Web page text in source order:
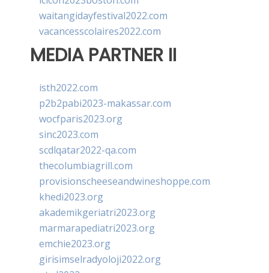
waitangidayfestival2022.com
vacancesscolaires2022.com
MEDIA PARTNER II
isth2022.com
p2b2pabi2023-makassar.com
wocfparis2023.org
sinc2023.com
scdlqatar2022-qa.com
thecolumbiagrill.com
provisionscheeseandwineshoppe.com
khedi2023.org
akademikgeriatri2023.org
marmarapediatri2023.org
emchie2023.org
girisimselradyoloji2022.org